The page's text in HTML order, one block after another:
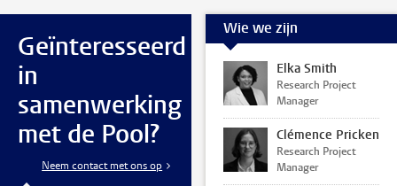
Geïnteresseerd
in
samenwerking
met de Pool?
Neem contact met ons op
Wie we zijn
Elka Smith
Research Project
Manager
Clémence Pricken
Research Project
Manager